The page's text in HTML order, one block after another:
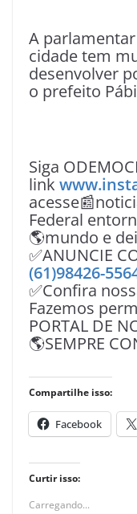
A
cidade tem
desenvolver
o prefeito
Siga
link
Federal
🌎mundo e
✅ANUNCIE
(61)98426-
✅Confira
Fazemos
PORTAL DE
🌎SEMPRE
Compartilhe isso:
Facebook
Curtir isso:
Carregando...